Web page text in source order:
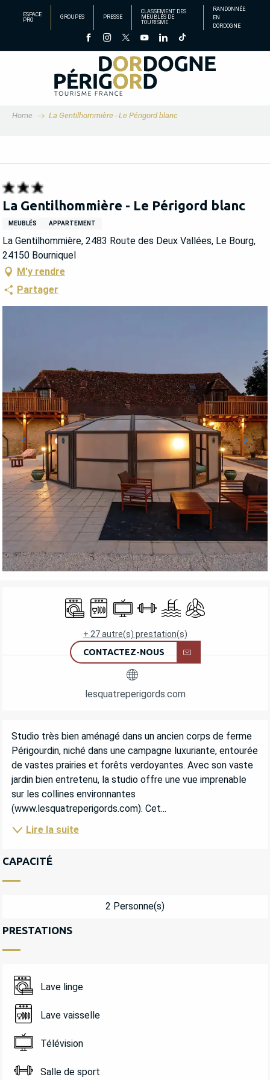
principal
ESPACE
PRO
GROUPES PRESSE
CLASSEMENT DES
MEUBLÉS DE
TOURISME
RANDONNÉE
EN
DORDOGNE
Home La Gentilhommière - Le Périgord blanc
La Gentilhommière - Le Périgord blanc
MEUBLÉS APPARTEMENT
La Gentilhommière, 2483 Route des Deux Vallées, Le Bourg,
24150 Bourniquel
M'y rendre
Partager
OUVERTURE ET COORDONNÉES
Lave lingeLave vaisselle
TélévisionSalle de sport
PiscineAir conditionné
+ 27 autre(s) prestation(s)
CONTACTEZ-NOUS
lesquatreperigords.com
DESCRIPTION
Studio très bien aménagé dans un ancien corps de ferme
Périgourdin, niché dans une campagne luxuriante, entourée
de vastes prairies et forêts verdoyantes. Avec son vaste
jardin bien entretenu, la studio offre une vue imprenable
sur les collines environnantes
(www.lesquatreperigords.com). Cet...
Lire la suite
CAPACITÉ
2 Personne(s)
PRESTATIONS
Lave linge
Lave vaisselle
Télévision
Salle de sport